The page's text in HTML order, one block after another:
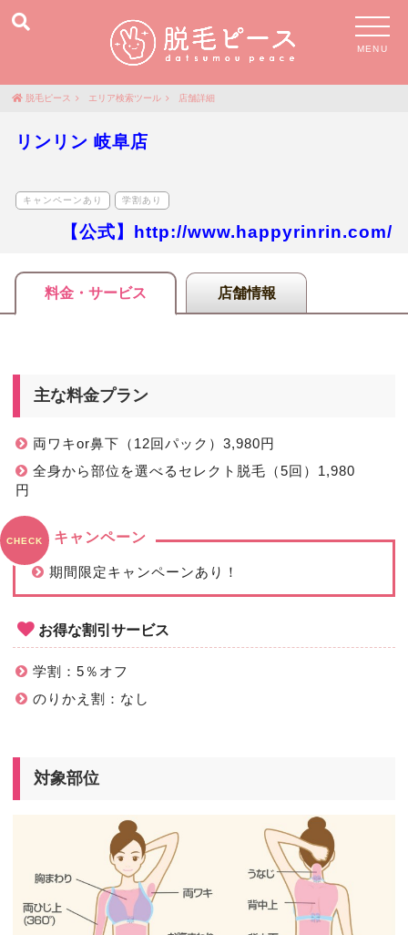
MENU
脱毛ピース エリア検索ツール 店舗詳細
リンリン 岐阜店
キャンペーンあり 学割あり
【公式】http://www.happyrinrin.com/
料金・サービス 店舗情報
主な料金プラン
両ワキor鼻下（12回パック）3,980円
全身から部位を選べるセレクト脱毛（5回）1,980
円
CHECK キャンペーン
期間限定キャンペーンあり！
お得な割引サービス
学割：5％オフ
のりかえ割：なし
対象部位